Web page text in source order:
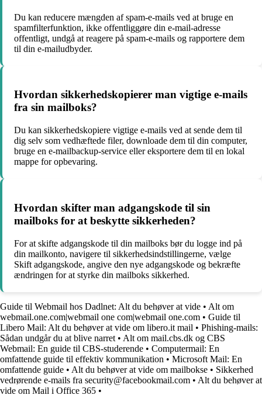
Du kan reducere mængden af spam-e-mails ved at bruge en
spamfilterfunktion, ikke offentliggøre din e-mail-adresse
offentligt, undgå at reagere på spam-e-mails og rapportere dem
til din e-mailudbyder.
Hvordan sikkerhedskopierer man vigtige e-mails
fra sin mailboks?
Du kan sikkerhedskopiere vigtige e-mails ved at sende dem til
dig selv som vedhæftede filer, downloade dem til din computer,
bruge en e-mailbackup-service eller eksportere dem til en lokal
mappe for opbevaring.
Hvordan skifter man adgangskode til sin
mailboks for at beskytte sikkerheden?
For at skifte adgangskode til din mailboks bør du logge ind på
din mailkonto, navigere til sikkerhedsindstillingerne, vælge
Skift adgangskode, angive den nye adgangskode og bekræfte
ændringen for at styrke din mailboks sikkerhed.
Guide til Webmail hos Dadlnet: Alt du behøver at vide • Alt om
webmail.one.com|webmail one com|webmail one.com • Guide til
Libero Mail: Alt du behøver at vide om libero.it mail • Phishing-mails:
Sådan undgår du at blive narret • Alt om mail.cbs.dk og CBS
Webmail: En guide til CBS-studerende • Computermail: En
omfattende guide til effektiv kommunikation • Microsoft Mail: En
omfattende guide • Alt du behøver at vide om mailbokse • Sikkerhed
vedrørende e-mails fra security@facebookmail.com • Alt du behøver at
vide om Mail i Office 365 •